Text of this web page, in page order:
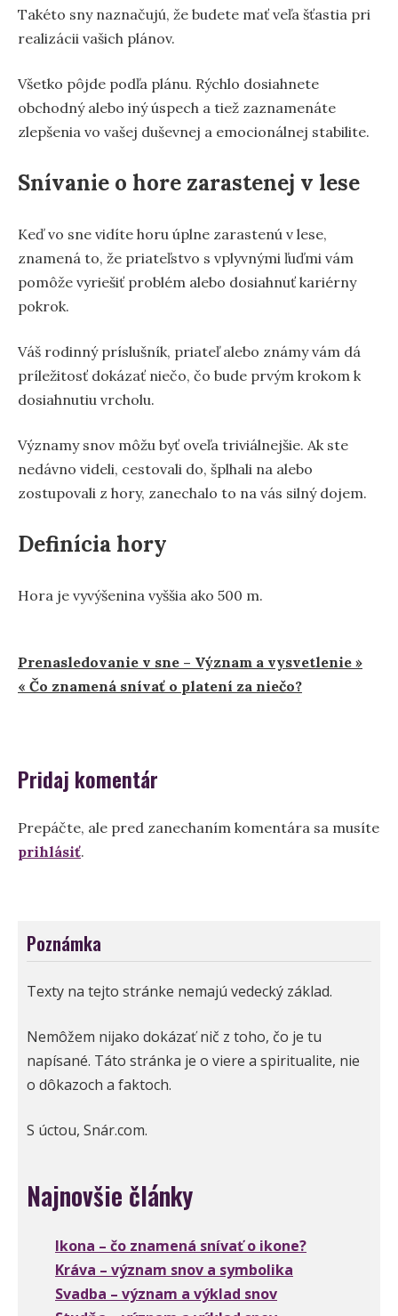
Takéto sny naznačujú, že budete mať veľa šťastia pri
realizácii vašich plánov.
Všetko pôjde podľa plánu. Rýchlo dosiahnete
obchodný alebo iný úspech a tiež zaznamenáte
zlepšenia vo vašej duševnej a emocionálnej stabilite.
Snívanie o hore zarastenej v lese
Keď vo sne vidíte horu úplne zarastenú v lese,
znamená to, že priateľstvo s vplyvnými ľuďmi vám
pomôže vyriešiť problém alebo dosiahnuť kariérny
pokrok.
Váš rodinný príslušník, priateľ alebo známy vám dá
príležitosť dokázať niečo, čo bude prvým krokom k
dosiahnutiu vrcholu.
Významy snov môžu byť oveľa triviálnejšie. Ak ste
nedávno videli, cestovali do, šplhali na alebo
zostupovali z hory, zanechalo to na vás silný dojem.
Definícia hory
Hora je vyvýšenina vyššia ako 500 m.
Navigácia
v
Prenasledovanie v sne – Význam a vysvetlenie »
« Čo znamená snívať o platení za niečo?
Pridaj komentár
Prepáčte, ale pred zanechaním komentára sa musíte
prihlásiť.
Poznámka
Texty na tejto stránke nemajú vedecký základ.
Nemôžem nijako dokázať nič z toho, čo je tu
napísané. Táto stránka je o viere a spiritualite, nie
o dôkazoch a faktoch.
S úctou, Snár.com.
Najnovšie články
Ikona – čo znamená snívať o ikone?
Kráva – význam snov a symbolika
Svadba – význam a výklad snov